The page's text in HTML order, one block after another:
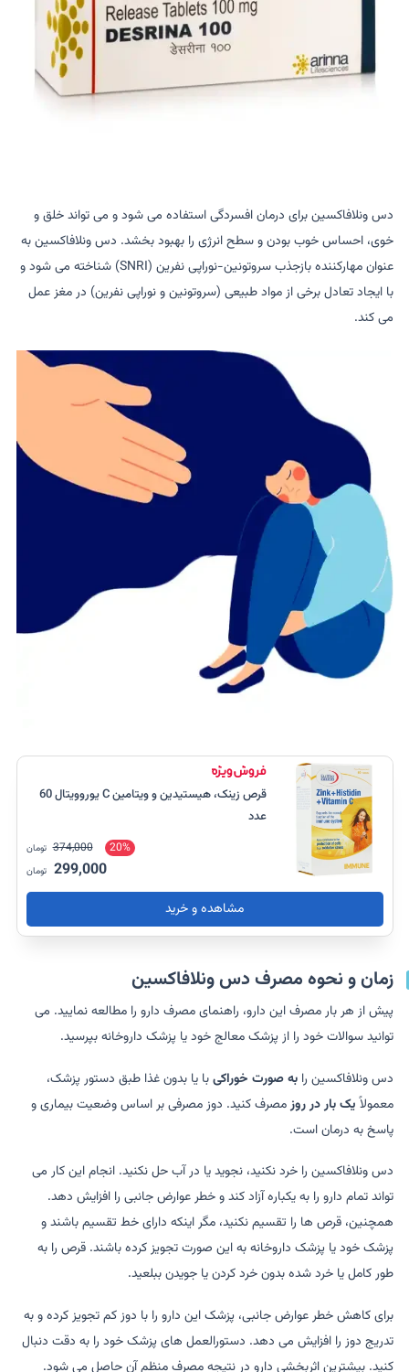
دس ونلافاکسین برای درمان افسردگی استفاده می شود و می تواند خلق و
خوی، احساس خوب بودن و سطح انرژی را بهبود بخشد. دس ونلافاکسین به
عنوان مهارکننده بازجذب سروتونین-نوراپی نفرین (SNRI) شناخته می شود و
با ایجاد تعادل برخی از مواد طبیعی (سروتونین و نوراپی نفرین) در مغز عمل
می کند.
قرص زینک، هیستیدین و ویتامین C یوروویتال 60
عدد
20%
374,000 تومان
299,000 تومان
مشاهده و خرید
زمان و نحوه مصرف دس ونلافاکسین
پیش از هر بار مصرف این دارو، راهنمای مصرف دارو را مطالعه نمایید. می
توانید سوالات خود را از پزشک معالج خود یا پزشک داروخانه بپرسید.
دس ونلافاکسین رابه صورت خوراکیبا یا بدون غذا طبق دستور پزشک،
معمولاًیک بار در روزمصرف کنید. دوز مصرفی بر اساس وضعیت بیماری و
پاسخ به درمان است.
دس ونلافاکسین را خرد نکنید، نجوید یا در آب حل نکنید. انجام این کار می
تواند تمام دارو را به یکباره آزاد کند و خطر عوارض جانبی را افزایش دهد.
همچنین، قرص ها را تقسیم نکنید، مگر اینکه دارای خط تقسیم باشند و
پزشک خود یا پزشک داروخانه به این صورت تجویز کرده باشند. قرص را به
طور کامل یا خرد شده بدون خرد کردن یا جویدن ببلعید.
برای کاهش خطر عوارض جانبی، پزشک این دارو را با دوز کم تجویز کرده و به
تدریج دوز را افزایش می دهد. دستورالعمل های پزشک خود را به دقت دنبال
کنید. بیشترین اثربخشی دارو در نتیجه مصرف منظم آن حاصل می شود.